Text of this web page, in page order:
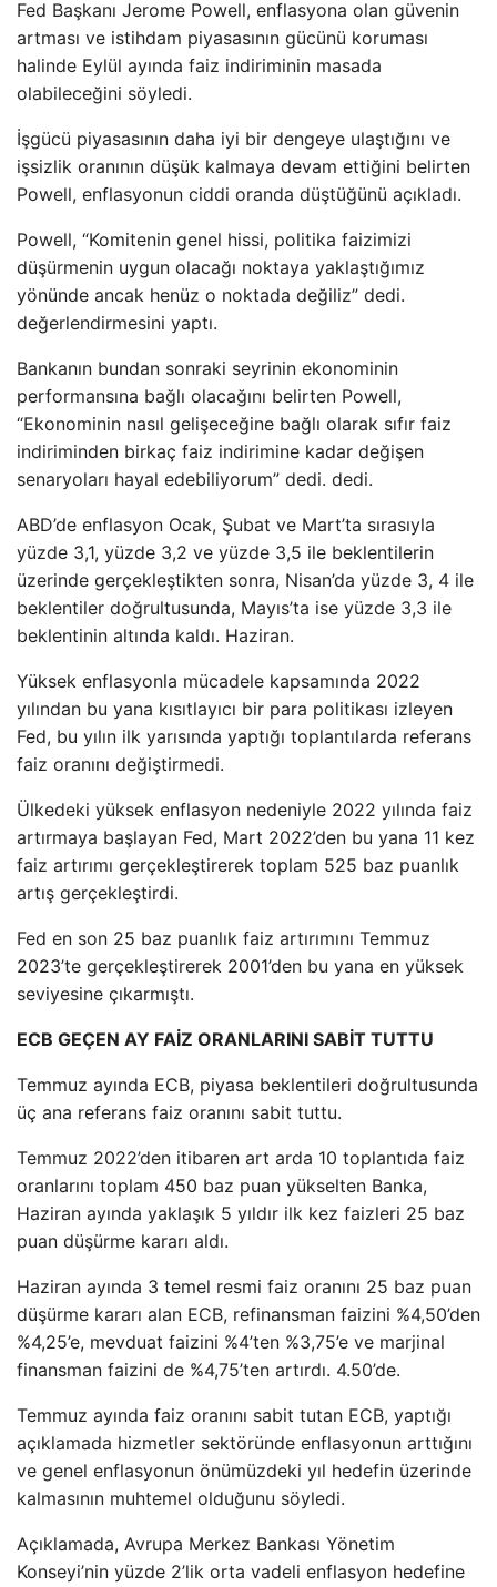
Fed Başkanı Jerome Powell, enflasyona olan güvenin
artması ve istihdam piyasasının gücünü koruması
halinde Eylül ayında faiz indiriminin masada
olabileceğini söyledi.
İşgücü piyasasının daha iyi bir dengeye ulaştığını ve
işsizlik oranının düşük kalmaya devam ettiğini belirten
Powell, enflasyonun ciddi oranda düştüğünü açıkladı.
Powell, “Komitenin genel hissi, politika faizimizi
düşürmenin uygun olacağı noktaya yaklaştığımız
yönünde ancak henüz o noktada değiliz” dedi.
değerlendirmesini yaptı.
Bankanın bundan sonraki seyrinin ekonominin
performansına bağlı olacağını belirten Powell,
“Ekonominin nasıl gelişeceğine bağlı olarak sıfır faiz
indiriminden birkaç faiz indirimine kadar değişen
senaryoları hayal edebiliyorum” dedi. dedi.
ABD’de enflasyon Ocak, Şubat ve Mart’ta sırasıyla
yüzde 3,1, yüzde 3,2 ve yüzde 3,5 ile beklentilerin
üzerinde gerçekleştikten sonra, Nisan’da yüzde 3, 4 ile
beklentiler doğrultusunda, Mayıs’ta ise yüzde 3,3 ile
beklentinin altında kaldı. Haziran.
Yüksek enflasyonla mücadele kapsamında 2022
yılından bu yana kısıtlayıcı bir para politikası izleyen
Fed, bu yılın ilk yarısında yaptığı toplantılarda referans
faiz oranını değiştirmedi.
Ülkedeki yüksek enflasyon nedeniyle 2022 yılında faiz
artırmaya başlayan Fed, Mart 2022’den bu yana 11 kez
faiz artırımı gerçekleştirerek toplam 525 baz puanlık
artış gerçekleştirdi.
Fed en son 25 baz puanlık faiz artırımını Temmuz
2023’te gerçekleştirerek 2001’den bu yana en yüksek
seviyesine çıkarmıştı.
ECB GEÇEN AY FAİZ ORANLARINI SABİT TUTTU
Temmuz ayında ECB, piyasa beklentileri doğrultusunda
üç ana referans faiz oranını sabit tuttu.
Temmuz 2022’den itibaren art arda 10 toplantıda faiz
oranlarını toplam 450 baz puan yükselten Banka,
Haziran ayında yaklaşık 5 yıldır ilk kez faizleri 25 baz
puan düşürme kararı aldı.
Haziran ayında 3 temel resmi faiz oranını 25 baz puan
düşürme kararı alan ECB, refinansman faizini %4,50’den
%4,25’e, mevduat faizini %4’ten %3,75’e ve marjinal
finansman faizini de %4,75’ten artırdı. 4.50’de.
Temmuz ayında faiz oranını sabit tutan ECB, yaptığı
açıklamada hizmetler sektöründe enflasyonun arttığını
ve genel enflasyonun önümüzdeki yıl hedefin üzerinde
kalmasının muhtemel olduğunu söyledi.
Açıklamada, Avrupa Merkez Bankası Yönetim
Konseyi’nin yüzde 2’lik orta vadeli enflasyon hedefine